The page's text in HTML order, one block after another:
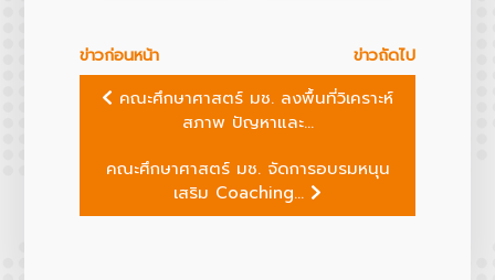
ข่าวก่อนหน้า
ข่าวถัดไป
คณะศึกษาศาสตร์ มช. ลงพื้นที่วิเคราะห์
สภาพ ปัญหาและ...
คณะศึกษาศาสตร์ มช. จัดการอบรมหนุน
เสริม Coaching...